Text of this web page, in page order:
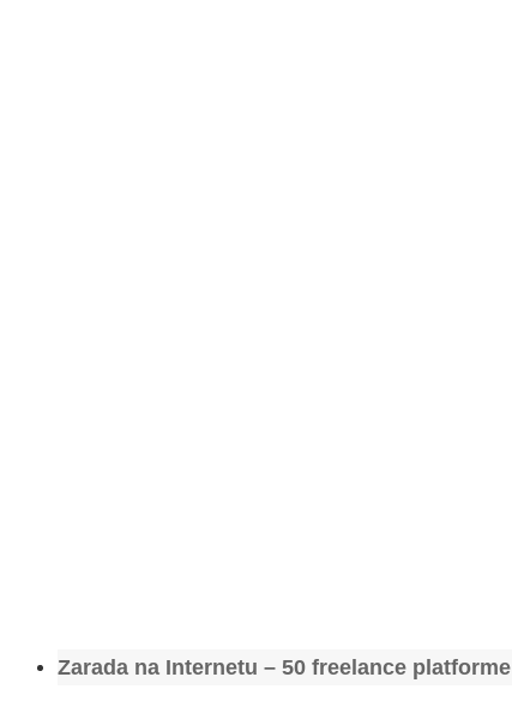
Zarada na Internetu – 50 freelance platforme